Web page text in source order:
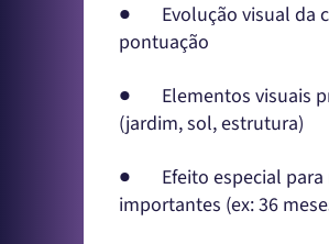
● Evolução visual da
pontuação
● Elementos visuais
(jardim, sol, estrutura)
● Efeito especial para
importantes (ex: 36